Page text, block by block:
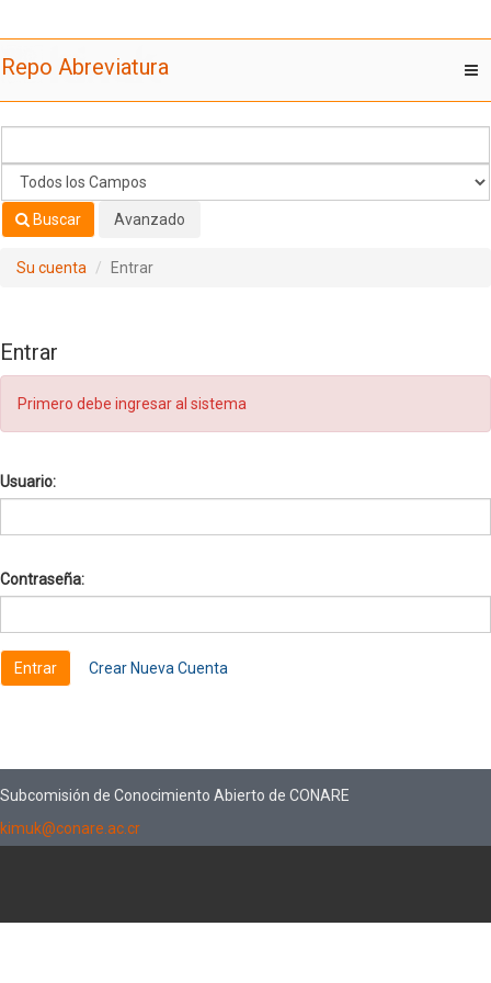
Repo Abreviatura
Buscar Avanzado
Su cuenta Entrar
Entrar
Primero debe ingresar al sistema
Usuario:
Contraseña:
Crear Nueva Cuenta
Subcomisión de Conocimiento Abierto de CONARE
kimuk@conare.ac.cr